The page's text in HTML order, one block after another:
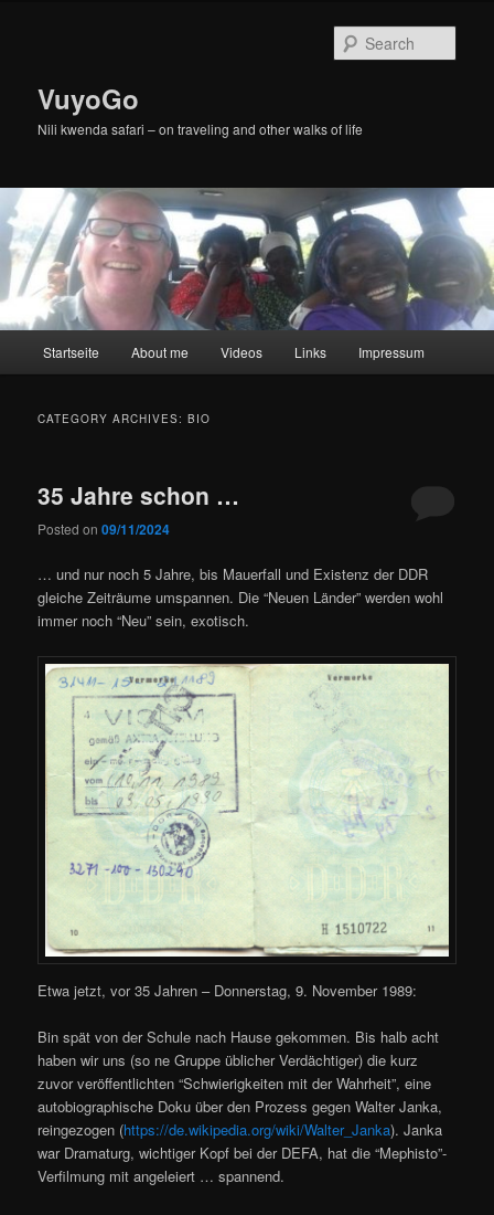
VuyoGo
Nili kwenda safari – on traveling and other walks of life
Startseite About me Videos Links Impressum
CATEGORY ARCHIVES:BIO
35 Jahre schon …
Posted on09/11/2024
… und nur noch 5 Jahre, bis Mauerfall und Existenz der DDR
gleiche Zeiträume umspannen. Die “Neuen Länder” werden wohl
immer noch “Neu” sein, exotisch.
Etwa jetzt, vor 35 Jahren – Donnerstag, 9. November 1989:
Bin spät von der Schule nach Hause gekommen. Bis halb acht
haben wir uns (so ne Gruppe üblicher Verdächtiger) die kurz
zuvor veröffentlichten “Schwierigkeiten mit der Wahrheit”, eine
autobiographische Doku über den Prozess gegen Walter Janka,
reingezogen (https://de.wikipedia.org/wiki/Walter_Janka). Janka
war Dramaturg, wichtiger Kopf bei der DEFA, hat die “Mephisto”-
Verfilmung mit angeleiert … spannend.